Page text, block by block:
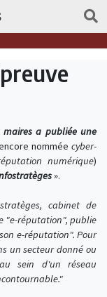
maires a publiée une
nomméecyber-
numérique)
».
cabinet de
"e-réputation", publie
e-réputation". Pour
un secteur donné ou
sein d'un réseau